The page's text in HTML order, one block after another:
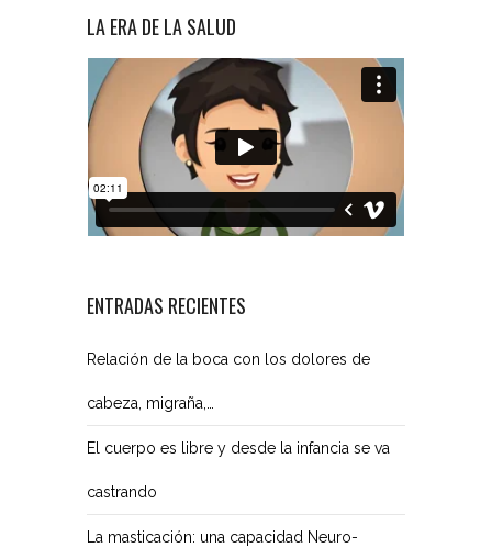
LA ERA DE LA SALUD
ENTRADAS RECIENTES
Relación de la boca con los dolores de
cabeza, migraña,…
El cuerpo es libre y desde la infancia se va
castrando
La masticación: una capacidad Neuro-